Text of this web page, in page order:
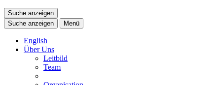
Suche anzeigen
Suche anzeigen
Menü
English
Über Uns
Leitbild
Team